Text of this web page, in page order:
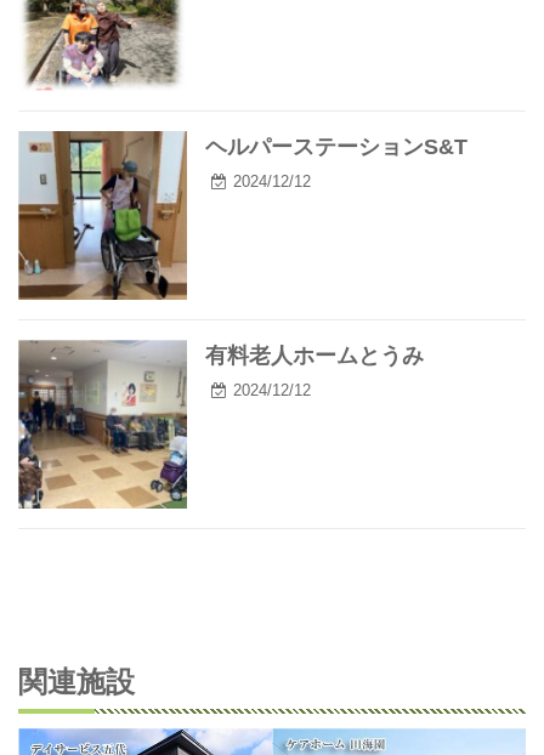
ヘルパーステーションS&T
2024/12/12
有料老人ホームとうみ
2024/12/12
関連施設